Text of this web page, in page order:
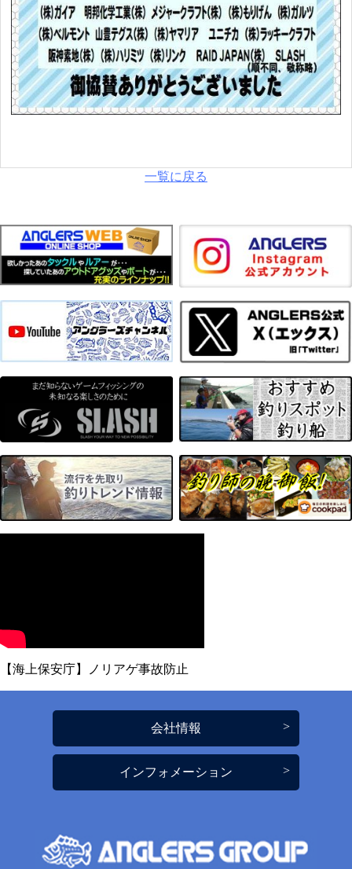
一覧に戻る
【海上保安庁】ノリアゲ事故防止
会社情報
インフォメーション